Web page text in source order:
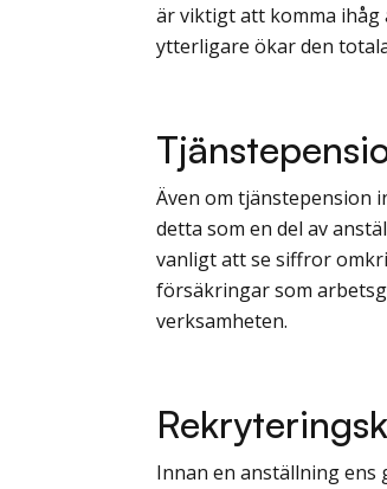
är viktigt att komma
ytterligare ökar den
Även om tjänstepension
detta som en del av
vanligt att se siffror
försäkringar som
verksamheten.
Innan en anställning ens